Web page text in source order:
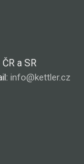
a SR
info@kettler.cz